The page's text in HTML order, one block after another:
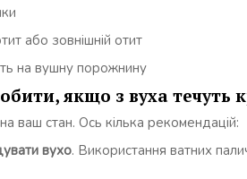
або зовнішній отит
на вушну порожнину
якщо з вуха течуть
ваш стан. Ось кілька рекомендацій:
вухо. Використання ватних